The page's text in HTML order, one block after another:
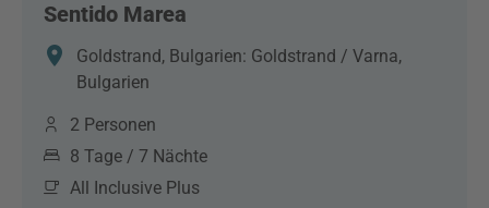
Sentido Marea
Goldstrand, Bulgarien: Goldstrand / Varna,
Bulgarien
2 Personen
8 Tage / 7 Nächte
All Inclusive Plus